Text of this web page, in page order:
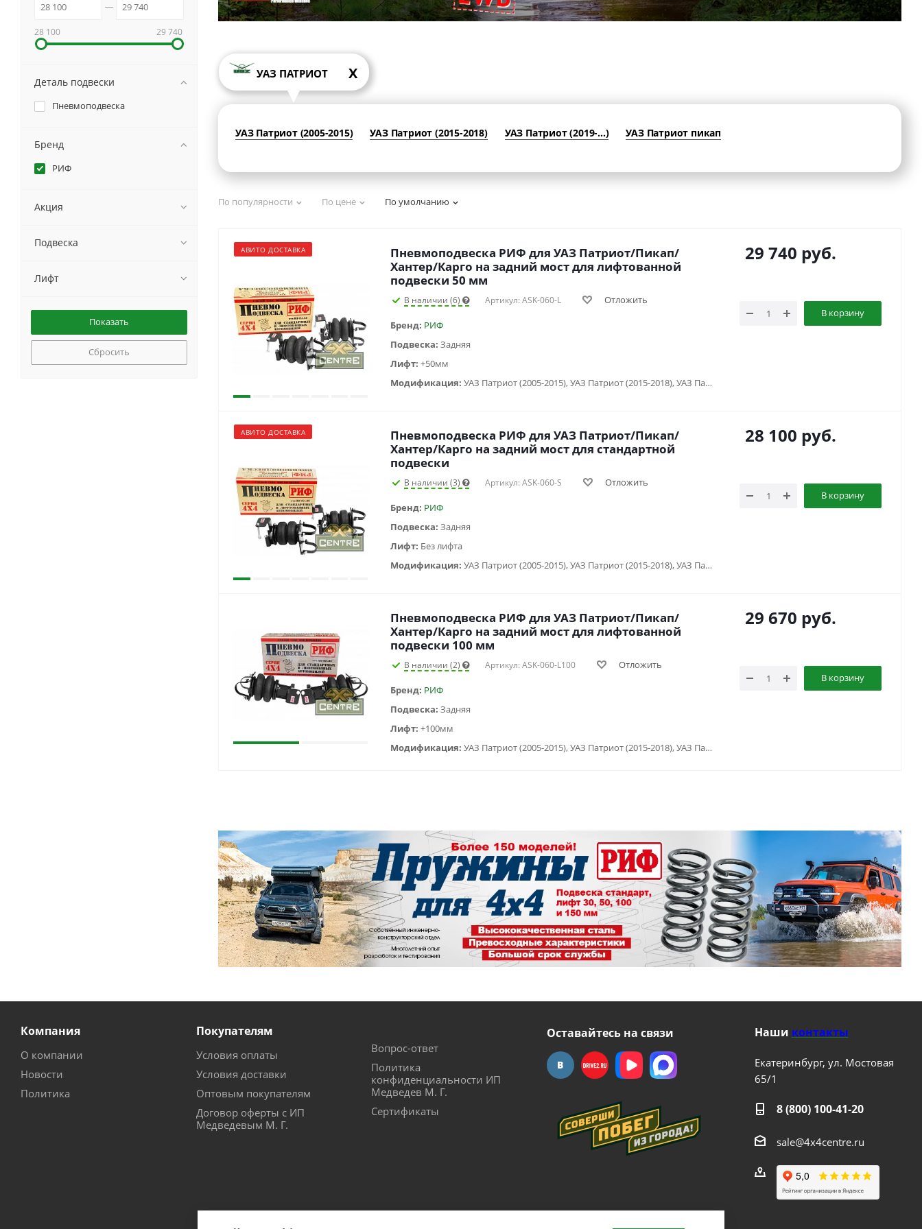
УАЗ ПАТРИОТ X
УАЗ Патриот (2005-2015) УАЗ Патриот (2015-2018) УАЗ Патриот (2019-...) УАЗ Патриот пикап
По популярности По цене По умолчанию
АВИТО ДОСТАВКА
Пневмоподвеска РИФ для УАЗ Патриот/Пикап/
Хантер/Карго на задний мост для лифтованной
подвески 50 мм
В наличии (6) Артикул: ASK-060-L Отложить
Бренд: РИФ
Подвеска: Задняя
Лифт: +50мм
Модификация:
УАЗ Патриот (2005-2015), УАЗ Патриот (2015-2018), УАЗ Патриот (2019-...), УАЗ Патриот пикап (2008-...), УАЗ Хантер (2003-...)
29 740 руб.
В корзину
АВИТО ДОСТАВКА
Пневмоподвеска РИФ для УАЗ Патриот/Пикап/
Хантер/Карго на задний мост для стандартной
подвески
В наличии (3) Артикул: ASK-060-S Отложить
Бренд: РИФ
Подвеска: Задняя
Лифт: Без лифта
Модификация:
УАЗ Патриот (2005-2015), УАЗ Патриот (2015-2018), УАЗ Патриот (2019-...), УАЗ Патриот пикап (2008-...), УАЗ Хантер (2003-...)
28 100 руб.
В корзину
Пневмоподвеска РИФ для УАЗ Патриот/Пикап/
Хантер/Карго на задний мост для лифтованной
подвески 100 мм
В наличии (2) Артикул: ASK-060-L100 Отложить
Бренд: РИФ
Подвеска: Задняя
Лифт: +100мм
Модификация:
УАЗ Патриот (2005-2015), УАЗ Патриот (2015-2018), УАЗ Патриот (2019-...), УАЗ Патриот пикап (2008-...), УАЗ Хантер (2003-...)
29 670 руб.
В корзину
28 100 29 740
Деталь подвески
Пневмоподвеска
Бренд
РИФ
Акция
Подвеска
Лифт
Сбросить
Компания
О компании
Новости
Политика
Покупателям
Условия оплаты
Условия доставки
Оптовым покупателям
Договор оферты с ИП
Медведевым М. Г.
Вопрос-ответ
Политика
конфиденциальности ИП
Медведев М. Г.
Сертификаты
Оставайтесь на связи Наши контакты
Екатеринбург, ул. Мостовая
65/1
8 (800) 100-41-20
sale@4x4centre.ru